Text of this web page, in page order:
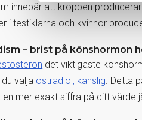
innebär att kroppen
i testiklarna och kvinnor
– brist på könshormon
det viktigaste
välja östradiol, känslig. Detta
en mer exakt siffra på ditt